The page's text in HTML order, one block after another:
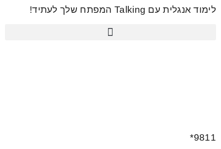
לתוכן
לימוד אנגלית עם Talking המפתח שלך לעתיד!
9811*